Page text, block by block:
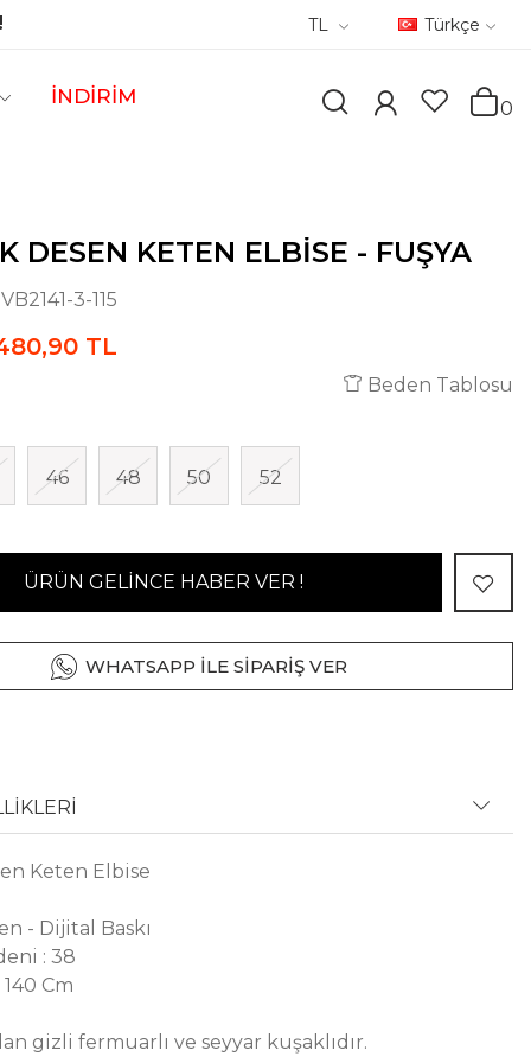
TL Türkçe
İNDİRİM
0
DESEN KETEN ELBISE - FUŞYA
VB2141-3-115
TL
Beden Tablosu
46 48 50 52
ÜRÜN GELİNCE HABER VER !
WHATSAPP İLE SİPARİŞ VER
Keten Elbise
- Dijital Baskı
: 38
Cm
gizli fermuarlı ve seyyar kuşaklıdır.